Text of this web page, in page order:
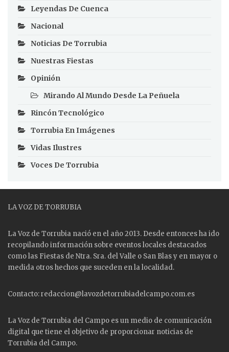
Leyendas De Cuenca
Nacional
Noticias De Torrubia
Nuestras Fiestas
Opinión
Mirando Al Mundo Desde La Peñuela
Rincón Tecnológico
Torrubia En Imágenes
Vidas Ilustres
Voces De Torrubia
LA VOZ DE TORRUBIA
La Voz de Torrubia nació en el año 2013. Desde entonces ha ido
recopilando información sobre eventos locales destacados
como las Fiestas de Ntra. Sra. del Valle o San Blas y en mayor o
medida otros hechos que suceden en la localidad.
Contacto: redaccion@lavozdetorrubiadelcampo.com.es
La Voz de Torrubia del Campo es un medio de comunicación
digital que tiene el objetivo de proporcionar noticias de
Torrubia del Campo.